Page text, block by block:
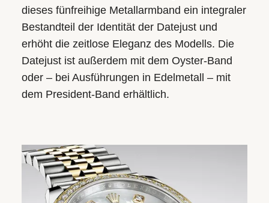
dieses fünfreihige Metallarmband ein integraler
Bestandteil der Identität der Datejust und
erhöht die zeitlose Eleganz des Modells. Die
Datejust ist außerdem mit dem Oyster-Band
oder – bei Ausführungen in Edelmetall – mit
dem President-Band erhältlich.